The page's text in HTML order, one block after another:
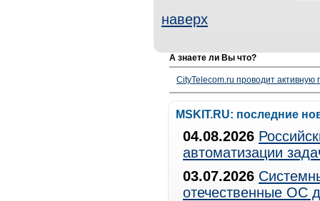
наверх
А знаете ли Вы что?
CityTelecom.ru проводит активную
MSKIT.RU: последние
04.08.2026
автоматизации
03.07.2026
отечественные ОС